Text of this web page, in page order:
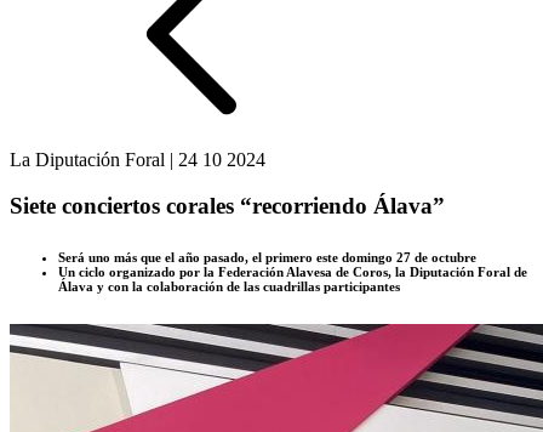
La Diputación Foral | 24 10 2024
Siete conciertos corales “recorriendo Álava”
Será uno más que el año pasado, el primero este domingo 27 de octubre
Un ciclo organizado por la Federación Alavesa de Coros, la Diputación Foral de
Álava y con la colaboración de las cuadrillas participantes